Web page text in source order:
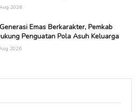
2026
Emas Berkarakter, Pemkab
Penguatan Pola Asuh Keluarga
2026